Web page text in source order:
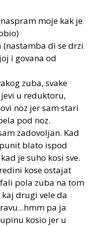
moje kak je
di se drzi
i govana od
zuba, svake
u reduktoru,
noz jer sam stari
pod noz.
zadovoljan. Kad
blato ispod
je suho kosi sve.
kose ostajat
pola zuba na tom
drugi vele da
pa ja
kosio jer u